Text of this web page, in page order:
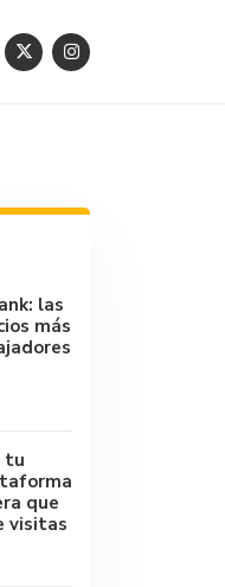
las
más
tu
que
visitas